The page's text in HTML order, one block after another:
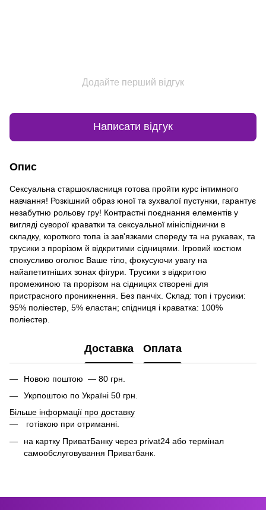
Додайте перший відгук
Написати відгук
Опис
Сексуальна старшокласниця готова пройти курс інтимного
навчання! Розкішний образ юної та зухвалої пустунки, гарантує
незабутню рольову гру! Контрастні поєднання елементів у
вигляді суворої краватки та сексуальної мініспіднички в
складку, короткого топа із зав'язками спереду та на рукавах, та
трусики з прорізом й відкритими сідницями. Ігровий костюм
спокусливо оголює Ваше тіло, фокусуючи увагу на
найапетитніших зонах фігури. Трусики з відкритою
промежиною та прорізом на сідницях створені для
пристрасного проникнення. Без панчіх. Склад: топ і трусики:
95% поліестер, 5% еластан; спідниця і краватка: 100%
поліестер.
Доставка Оплата
Новою поштою — 80 грн.
Укрпоштою по Україні 50 грн.
Більше інформації про доставку
готівкою при отриманні.
на картку ПриватБанку через privat24 або термінал
самообслуговування Приватбанк.